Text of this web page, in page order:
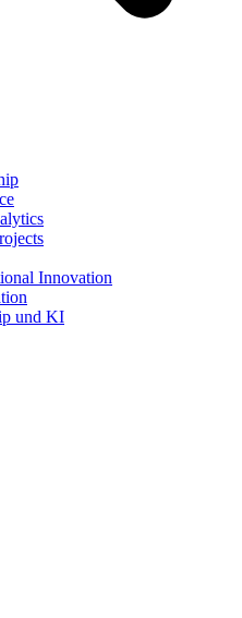
Innovation
und KI